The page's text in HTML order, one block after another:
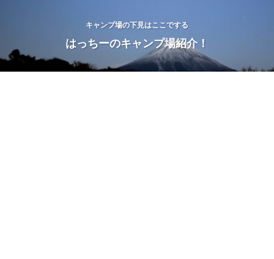
キャンプ場の下見はここでする
はっちーのキャンプ場紹介！